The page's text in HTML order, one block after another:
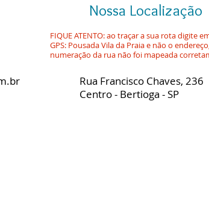
Nossa Localização
FIQUE ATENTO: ao traçar a sua rota digite
GPS: Pousada Vila da Praia e não o
numeração da rua não foi mapeada
Rua Francisco Chaves, 236
Centro - Bertioga - SP